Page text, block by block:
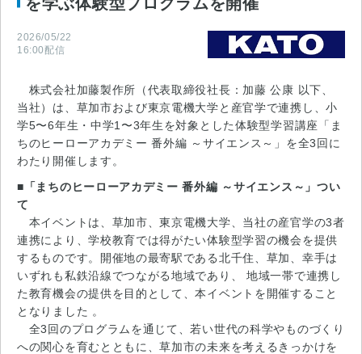
2026/05/22
16:00 配信
株式会社加藤製作所（代表取締役社長：加藤 公康 以下、
当社）は、草加市および東京電機大学と産官学で連携し、小
学5〜6年生・中学1〜3年生を対象とした体験型学習講座「ま
ちのヒーローアカデミー 番外編 ～サイエンス～」を全3回に
わたり開催します。
■「まちのヒーローアカデミー 番外編 ～サイエンス～」つい
て
本イベントは、草加市、東京電機大学、当社の産官学の3者
連携により、学校教育では得がたい体験型学習の機会を提供
するものです。開催地の最寄駅である北千住、草加、幸手は
いずれも私鉄沿線でつながる地域であり、 地域一帯で連携し
た教育機会の提供を目的として、本イベントを開催すること
となりました 。
全3回のプログラムを通じて、若い世代の科学やものづくり
への関心を育むとともに、草加市の未来を考えるきっかけを